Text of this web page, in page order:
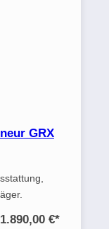
GRX
1.890,00 €*